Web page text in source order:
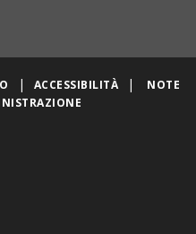
| ACCESSIBILITÀ |
NOTE